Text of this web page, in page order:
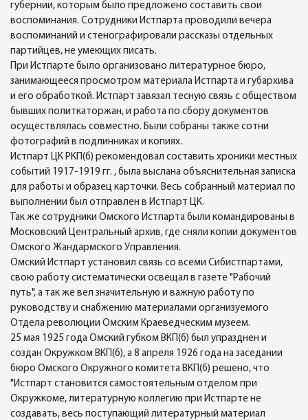
губернии, которым было предложено составить свои
воспоминания. Сотрудники Истпарта проводили вечера
воспоминаний и стенографировали рассказы отдельных
партийцев, не умеющих писать.
При Истпарте было организовано литературное бюро,
занимающееся просмотром материала Истпарта и губархива
и его обработкой. Истпарт завязал тесную связь с обществом
бывших политкаторжан, и работа по сбору документов
осуществлялась совместно. Были собраны также сотни
фотографий в подлинниках и копиях.
Истпарт ЦК РКП(б) рекомендовал составить хроники местных
событий 1917-1919 гг. , была выслана объяснительная записка
для работы и образец карточки. Весь собранный материал по
выполнении был отправлен в Истпарт ЦК.
Так же сотрудники Омского Истпарта были командированы в
Московский Центральный архив, где сняли копии документов
Омского Жандармского Управления.
Омский Истпарт установил связь со всеми Сибистпартами,
свою работу систематически освещал в газете "Рабочий
путь", а так же вел значительную и важную работу по
руководству и снабжению материалами организуемого
Отдела революции Омским Краеведческим музеем.
25 мая 1925 года Омский губком ВКП(б) был упразднен и
создан Окружком ВКП(б), а 8 апреля 1926 года на заседании
бюро Омского Окружного комитета ВКП(б) решено, что
"Истпарт становится самостоятельным отделом при
Окружкоме, литературную коллегию при Истпарте не
создавать, весь поступающий литературный материал